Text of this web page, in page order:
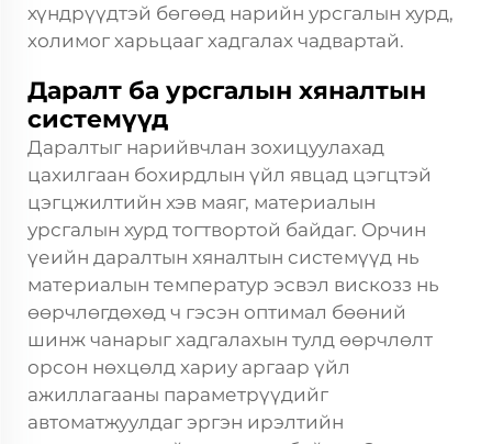
хүндрүүдтэй бөгөөд нарийн урсгалын хурд,
холимог харьцааг хадгалах чадвартай.
Даралт ба урсгалын хяналтын
системүүд
Даралтыг нарийвчлан зохицуулахад
цахилгаан бохирдлын үйл явцад цэгцтэй
цэгцжилтийн хэв маяг, материалын
урсгалын хурд тогтвортой байдаг. Орчин
үеийн даралтын хяналтын системүүд нь
материалын температур эсвэл вискозз нь
өөрчлөгдөхөд ч гэсэн оптимал бөөний
шинж чанарыг хадгалахын тулд өөрчлөлт
орсон нөхцөлд хариу аргаар үйл
ажиллагааны параметрүүдийг
автоматжуулдаг эргэн ирэлтийн